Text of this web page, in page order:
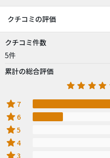
クチコミの評価
クチコミ件数
5件
累計の総合評価
star 7
star 6
star5
star4
star3